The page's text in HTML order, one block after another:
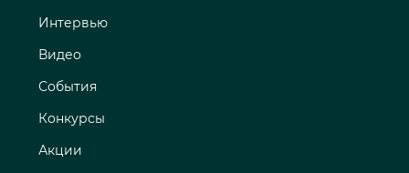
Интервью
Видео
События
Конкурсы
Акции